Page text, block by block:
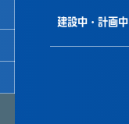
建設中・計画中